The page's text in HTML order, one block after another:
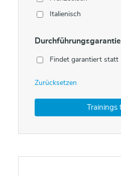
Italienisch
Durchführungsgarantie
Findet garantiert statt
Zurücksetzen